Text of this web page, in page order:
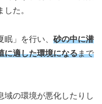
た。
」を行い、 砂の中に潜
に適した環境になるまで
域の環境が悪化したりし